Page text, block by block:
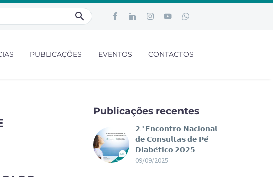
PUBLICAÇÕES EVENTOS CONTACTOS
Publicações recentes
𝟮.º 𝗘𝗻𝗰𝗼𝗻𝘁𝗿𝗼 𝗡𝗮𝗰𝗶𝗼𝗻𝗮𝗹
𝗱𝗲 𝗖𝗼𝗻𝘀𝘂𝗹𝘁𝗮𝘀 𝗱𝗲 𝗣𝗲́
𝗗𝗶𝗮𝗯𝗲́𝘁𝗶𝗰𝗼 𝟮𝟬𝟮𝟱
09/09/2025